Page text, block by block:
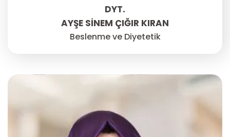
DYT.
AYŞE SINEM ÇIĞIR KIRAN
Beslenme ve Diyetetik